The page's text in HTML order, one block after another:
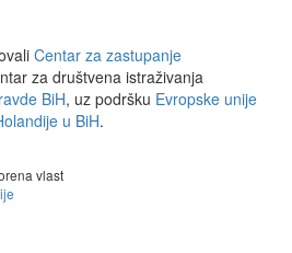
Centar za zastupanje
za društvena istraživanja
BiH, uz podršku Evropske unije
u BiH.
vlast